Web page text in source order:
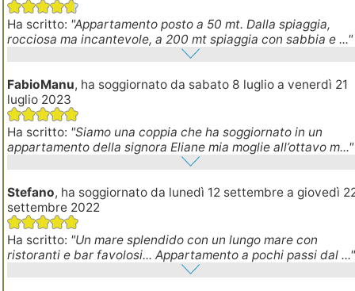
Ha scritto: "Appartamento posto a 50 mt. Dalla spiaggia,
rocciosa ma incantevole, a 200 mt spiaggia con sabbia e ..."
FabioManu, ha soggiornato da sabato 8 luglio a venerdì 21
luglio 2023
Ha scritto: "Siamo una coppia che ha soggiornato in un
appartamento della signora Eliane mia moglie all’ottavo m..."
Stefano, ha soggiornato da lunedì 12 settembre a giovedì
settembre 2022
Ha scritto: "Un mare splendido con un lungo mare con
ristoranti e bar favolosi... Appartamento a pochi passi dal ..."